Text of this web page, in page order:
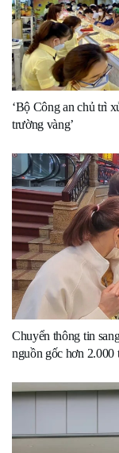
‘Bộ Công an chủ trì
trường vàng’
Chuyển thông tin
nguồn gốc hơn 2.000